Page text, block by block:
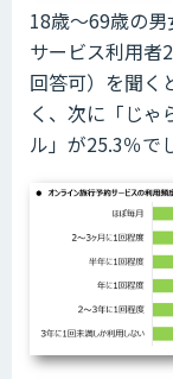
18歳～69歳の
サービス利用者
回答可）を聞く
く、次に「じ
ル」が25.3％で